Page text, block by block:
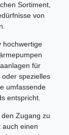
Sortiment,
von
hochwertige
für
spezielles
umfassende
entspricht.
Zugang zu
auch einen